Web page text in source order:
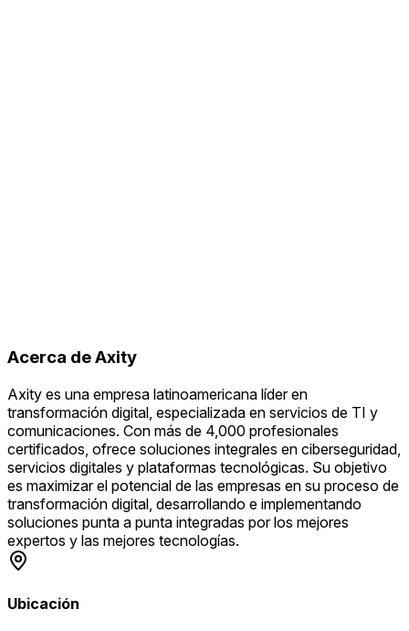
Acerca deAxity
Axity es una empresa latinoamericana líder en
transformación digital, especializada en servicios de TI y
comunicaciones. Con más de 4,000 profesionales
certificados, ofrece soluciones integrales en ciberseguridad,
servicios digitales y plataformas tecnológicas. Su objetivo
es maximizar el potencial de las empresas en su proceso de
transformación digital, desarrollando e implementando
soluciones punta a punta integradas por los mejores
expertos y las mejores tecnologías.
Ubicación